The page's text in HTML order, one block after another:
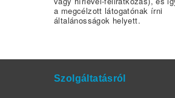
a megcélzott látogatónak írni
általánosságok helyett.
Szolgáltatásról